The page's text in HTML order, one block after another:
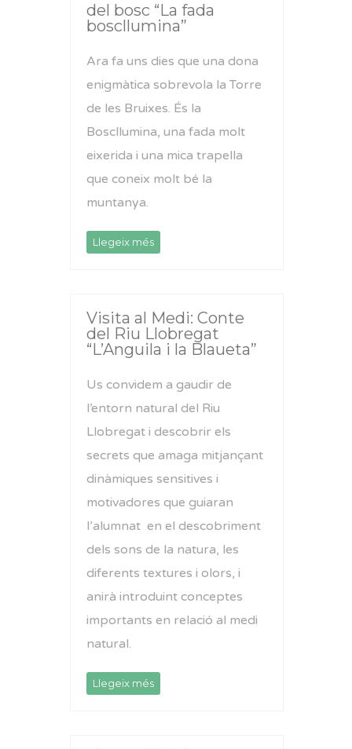
del bosc “La fada
boscllumina”
Ara fa uns dies que una dona
enigmàtica sobrevola la Torre
de les Bruixes. És la
Boscllumina, una fada molt
eixerida i una mica trapella
que coneix molt bé la
muntanya.
Llegeix més
Visita al Medi: Conte
del Riu Llobregat
“L’Anguila i la Blaueta”
Us convidem a gaudir de
l’entorn natural del Riu
Llobregat i descobrir els
secrets que amaga mitjançant
dinàmiques sensitives i
motivadores que guiaran
l’alumnat en el descobriment
dels sons de la natura, les
diferents textures i olors, i
anirà introduint conceptes
importants en relació al medi
natural.
Llegeix més